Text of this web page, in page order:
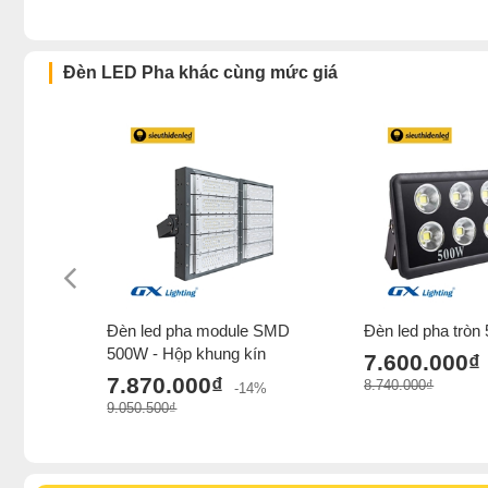
Đèn LED Pha khác cùng mức giá
Đèn led pha module SMD
500W - Hộp khung kín
7.870.000₫
-14%
9.050.500₫
Đèn led pha tròn
7.600.000₫
8.740.000₫